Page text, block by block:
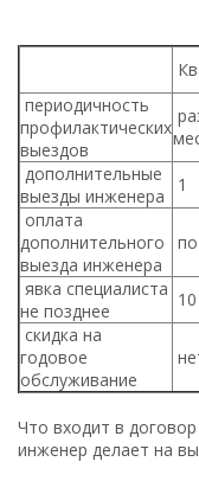
периодичность
профилактических
выездов
дополнительные
выезды инженера
1
оплата
дополнительного
выезда инженера
явка специалиста
не позднее
скидка на
годовое
обслуживание
Что входит в
инженер делает на